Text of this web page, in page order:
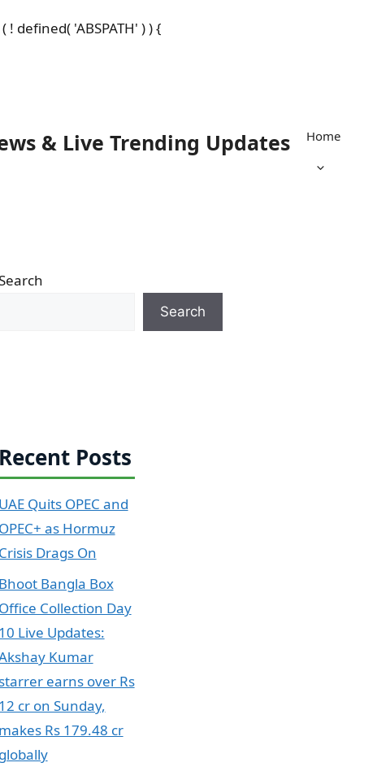
defined( 'ABSPATH' ) ) {
& Live Trending Updates Home
Search
Recent Posts
UAE Quits OPEC and
OPEC+ as Hormuz
Crisis Drags On
Bhoot Bangla Box
Office Collection Day
10 Live Updates:
Kumar
starrer earns over Rs
12 cr on Sunday,
makes Rs 179.48 cr
globally